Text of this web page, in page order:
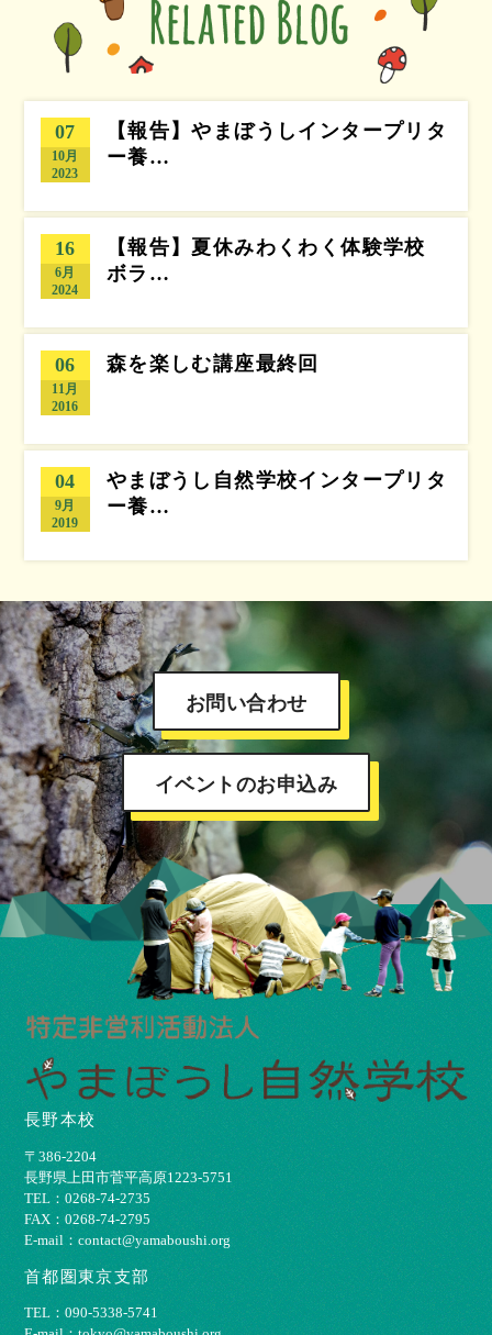
07
10月
2023
【報告】やまぼうしインタープリタ
ー養…
16
6月
2024
【報告】夏休みわくわく体験学校
ボラ…
06
11月
2016
森を楽しむ講座最終回
04
9月
2019
やまぼうし自然学校インタープリタ
ー養…
お問い合わせ
イベントのお申込み
長野本校
〒386-2204
⻑野県上⽥市菅平⾼原1223-5751
TEL：0268-74-2735
FAX：0268-74-2795
E-mail：contact@yamaboushi.org
首都圏東京支部
TEL：090-5338-5741